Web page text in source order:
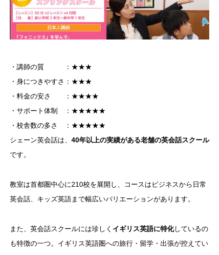
・講師の質 ：★★★
・身につきやすさ：★★★
・料金の安さ ：★★★★
・サポート体制 ：★★★★★
・校舎数の多さ ：★★★★★
シェーン英会話は、 40年以上の実績がある老舗の英会話スクール
です。
教室は首都圏中心に210校を展開し、コースはビジネスから日常
英会話、キッズ英語まで幅広いバリエーションがあります。
また、英会話スクールには珍しく イギリス英語に特化しているの
も特徴の一つ。イギリス英語圏への旅行・留学・出張が控えてい